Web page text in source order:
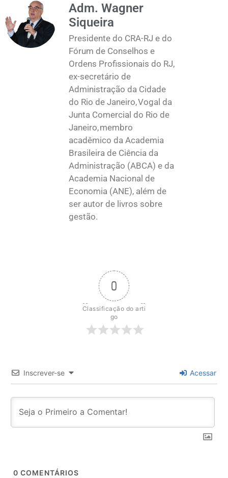
Adm. Wagner
Siqueira
Presidente do CRA-RJ e do
Fórum de Conselhos e
Ordens Profissionais do RJ,
ex-secretário de
Administração da Cidade
do Rio de Janeiro, Vogal da
Junta Comercial do Rio de
Janeiro, membro
acadêmico da Academia
Brasileira de Ciência da
Administração (ABCA) e da
Academia Nacional de
Economia (ANE), além de
ser autor de livros sobre
gestão.
0
Classificação do arti
go
Inscrever-se Acessar
0 COMENTÁRIOS